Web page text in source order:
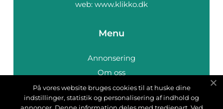
web: www.klikko.dk
Menu
Annonsering
Om oss
Cookies
Kontakta oss
På vores website bruges cookies til at huske dine
indstillinger, statistik og personalisering af indhold og